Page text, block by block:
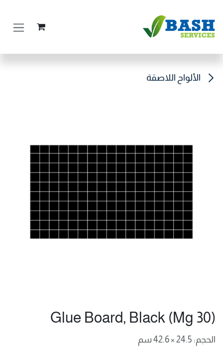
الألواح اللاصقة
Glue Board, Black (Mg 30)
الحجم: 24.5 × 42.6 سم